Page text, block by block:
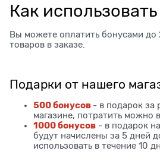
Как
Вы можете оплатить бонусами до
товаров в заказе.
Подарки от нашего
500 бонусов - в подарок за
магазине, потратить можно
1000 бонусов - в подарок
будут начислены за 5 дней
использовать в течение 10